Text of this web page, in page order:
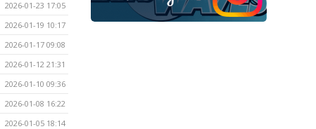
2026-01-23 17:05
2026-01-19 10:17
2026-01-17 09:08
2026-01-12 21:31
2026-01-10 09:36
2026-01-08 16:22
2026-01-05 18:14